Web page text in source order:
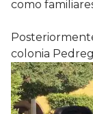
como
colonia